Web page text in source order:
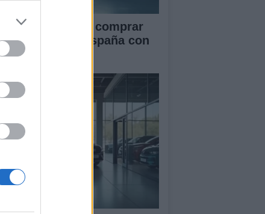
definitiva para comprar
chinos en España con